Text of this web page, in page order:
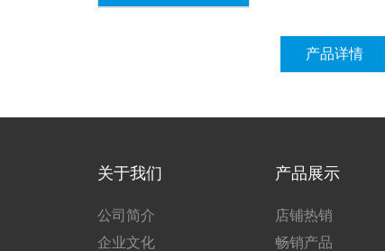
产品详情
关于我们
公司简介
企业文化
产品展示
店铺热销
畅销产品